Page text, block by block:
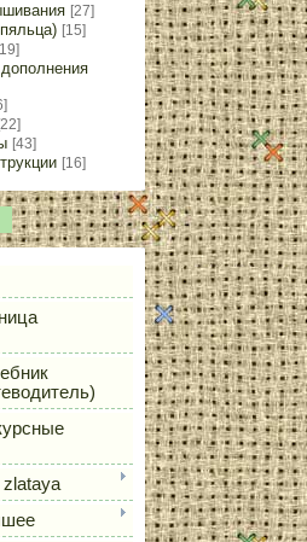
[27]
[15]
[22]
[43]
[16]